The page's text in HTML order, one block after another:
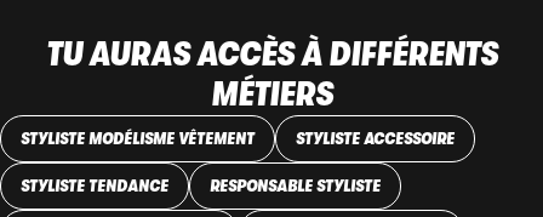
TU AURAS ACCÈS À DIFFÉRENTS
MÉTIERS
STYLISTE MODÉLISME VÊTEMENT STYLISTE ACCESSOIRE
STYLISTE TENDANCE RESPONSABLE STYLISTE